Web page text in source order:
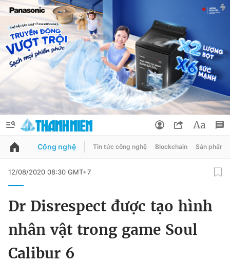
QUẢNG CÁO ĐẶT BÁO
Đổi mật khẩu
Tin đã lưu
Tin đã xem
Công nghệ Tin tức công nghệ Blockchain Sản phẩm
12/08/2020 08:30 GMT+7
Dr Disrespect được tạo hình
nhân vật trong game Soul
Calibur 6